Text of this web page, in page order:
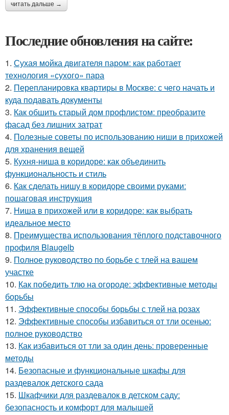
читать дальше →
Последние обновления на сайте:
1. Сухая мойка двигателя паром: как работает
технология «сухого» пара
2. Перепланировка квартиры в Москве: с чего начать и
куда подавать документы
3. Как обшить старый дом профлистом: преобразите
фасад без лишних затрат
4. Полезные советы по использованию ниши в прихожей
для хранения вещей
5. Кухня-ниша в коридоре: как объединить
функциональность и стиль
6. Как сделать нишу в коридоре своими руками:
пошаговая инструкция
7. Ниша в прихожей или в коридоре: как выбрать
идеальное место
8. Преимущества использования тёплого подставочного
профиля Blaugelb
9. Полное руководство по борьбе с тлей на вашем
участке
10. Как победить тлю на огороде: эффективные методы
борьбы
11. Эффективные способы борьбы с тлей на розах
12. Эффективные способы избавиться от тли осенью:
полное руководство
13. Как избавиться от тли за один день: проверенные
методы
14. Безопасные и функциональные шкафы для
раздевалок детского сада
15. Шкафчики для раздевалок в детском саду:
безопасность и комфорт для малышей